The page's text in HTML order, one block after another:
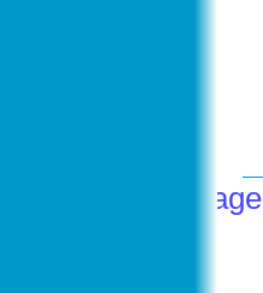
Haut de page